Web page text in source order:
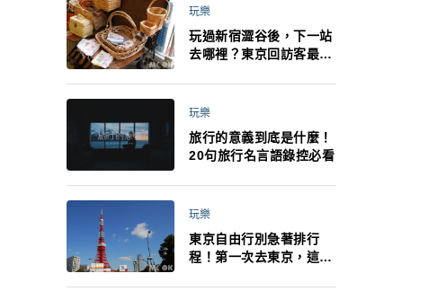
玩樂
玩過新宿澀谷後，下一站
去哪裡？東京回訪客最推
玩樂
旅行的意義到底是什麼！
20句旅行名言語錄控必看
玩樂
東京自由行別急著排行
程！第一次去東京，這10